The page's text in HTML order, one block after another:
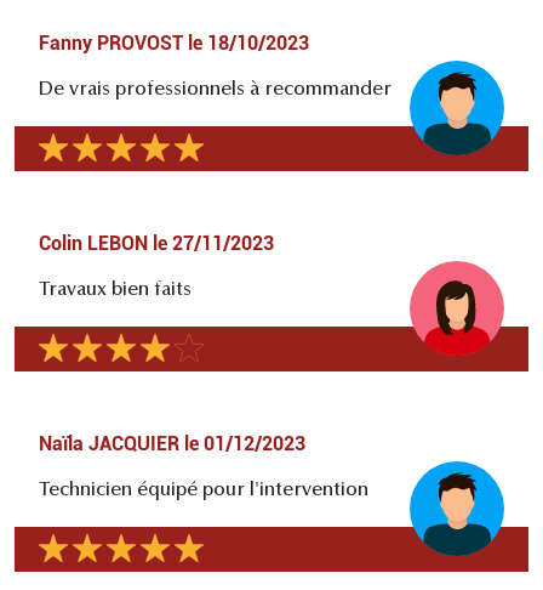
Fanny PROVOST le 18/10/2023
De vrais professionnels à recommander
Colin LEBON le 27/11/2023
Travaux bien faits
Naïla JACQUIER le 01/12/2023
Technicien équipé pour l'intervention